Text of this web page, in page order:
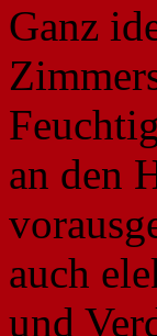
Ganz
an den
auch
und